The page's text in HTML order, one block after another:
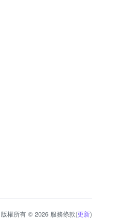
權所有 © 2026 服務條款(更新)